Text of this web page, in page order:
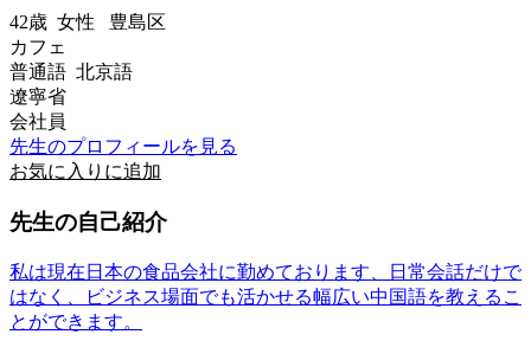
42歳 女性 豊島区
カフェ
普通語 北京語
遼寧省
会社員
先生のプロフィールを見る
お気に入りに追加
先生の自己紹介
私は現在日本の食品会社に勤めております、日常会話だけで
はなく、ビジネス場面でも活かせる幅広い中国語を教えるこ
とができます。